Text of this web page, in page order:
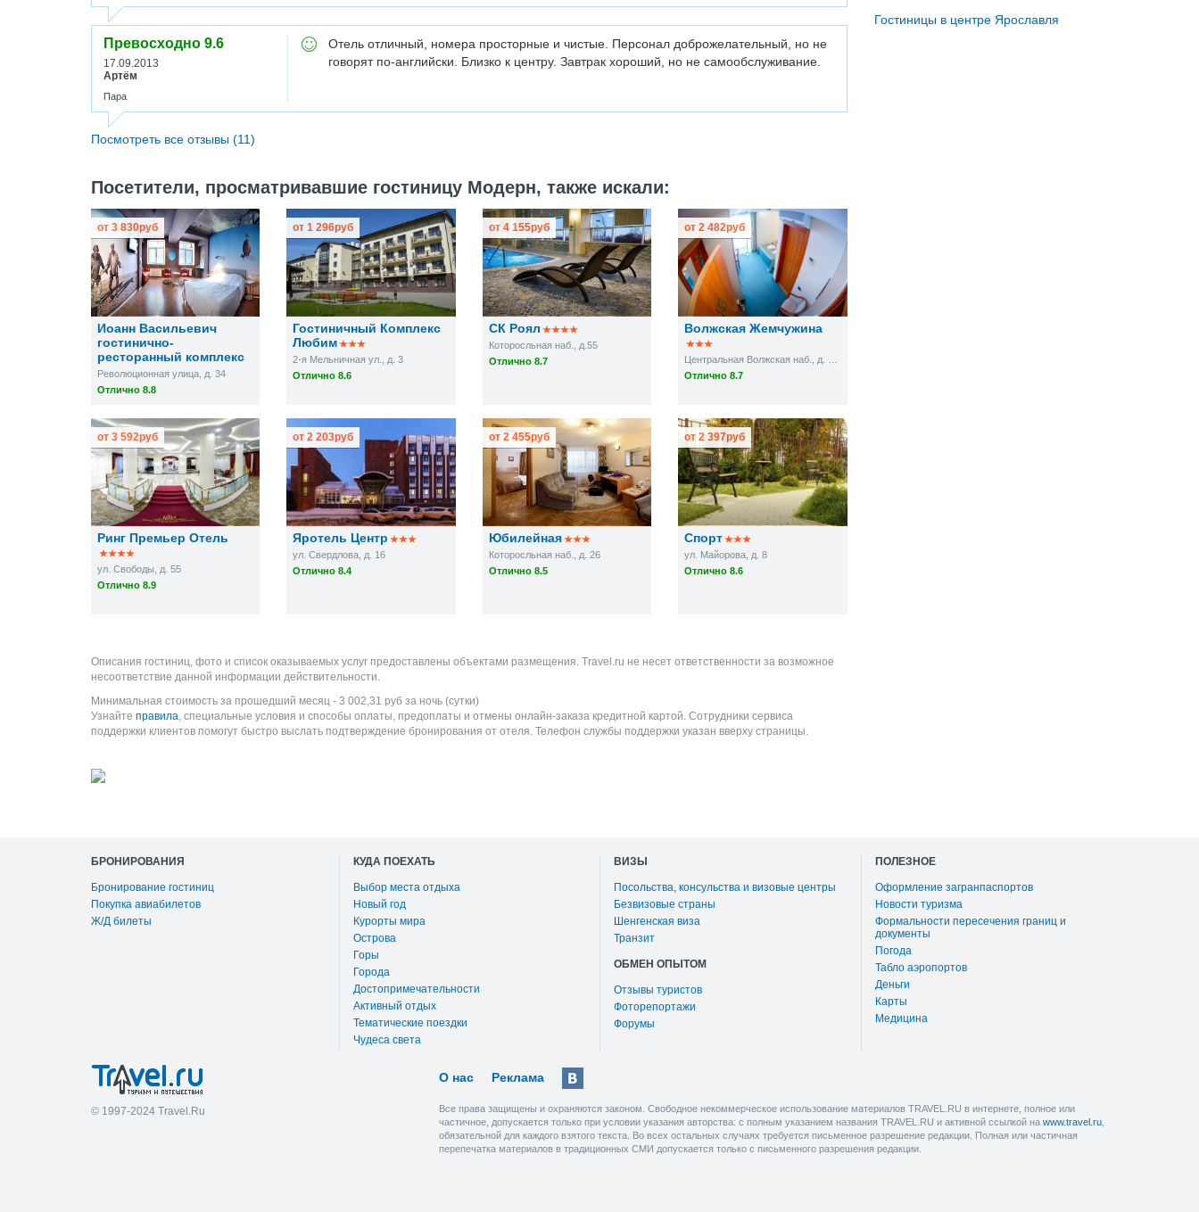
Превосходно 9.6
17.09.2013
Артём
Пара
Отель отличный, номера просторные и чистые. Персонал доброжелательный, но не
говорят по-английски. Близко к центру. Завтрак хороший, но не самообслуживание.
Посмотреть все отзывы (11)
Посетители, просматривавшие гостиницу Модерн, также искали:
Иоанн Васильевич
гостинично-
ресторанный комплекс
Революционная улица, д. 34
Отлично 8.8
от 3 830руб
Гостиничный Комплекс
Любим
2-я Мельничная ул., д. 3
Отлично 8.6
от1 296руб
СК Роял
Которосльная наб., д.55
Отлично 8.7
от 4 155руб
Волжская Жемчужина
Отлично 8.7
от2 482руб
Ринг Премьер Отель
ул. Свободы, д. 55
Отлично 8.9
от 3 592руб
Яротель Центр
ул. Свердлова, д. 16
Отлично 8.4
от2 203руб
Юбилейная
Которосльная наб., д. 26
Отлично 8.5
от 2 455руб
Спорт
ул. Майорова, д. 8
Отлично 8.6
от2 397руб
Описания гостиниц, фото и список оказываемых услуг предоставлены объектами размещения. Travel.ru не несет ответственности за возможное
несоответствие данной информации действительности.
Минимальная стоимость за прошедший месяц - 3 002,31 руб за ночь (сутки)
Узнайте правила, специальные условия и способы оплаты, предоплаты и отмены онлайн-заказа кредитной картой. Сотрудники сервиса
поддержки клиентов помогут быстро выслать подтверждение бронирования от отеля. Телефон службы поддержки указан вверху страницы.
Гостиницы в центре Ярославля
БРОНИРОВАНИЯ
Бронирование гостиниц
Покупка авиабилетов
Ж/Д билеты
КУДА ПОЕХАТЬ
Выбор места отдыха
Новый год
Курорты мира
Острова
Горы
Города
Достопримечательности
Активный отдых
Тематические поездки
Чудеса света
ВИЗЫ
Посольства, консульства и визовые центры
Безвизовые страны
Шенгенская виза
Транзит
ОБМЕН ОПЫТОМ
Отзывы туристов
Фоторепортажи
Форумы
ПОЛЕЗНОЕ
Оформление загранпаспортов
Новости туризма
Формальности пересечения границ и
документы
Погода
Табло аэропортов
Деньги
Карты
Медицина
© 1997-2024 Travel.Ru
О нас Реклама
Все права защищены и охраняются законом. Свободное некоммерческое использование материалов TRAVEL.RU в интернете, полное или
частичное, допускается только при условии указания авторства: с полным указанием названия TRAVEL.RU и активной ссылкой на www.travel.ru
обязательной для каждого взятого текста. Во всех остальных случаях требуется письменное разрешение редакции. Полная или частичная
перепечатка материалов в традиционных СМИ допускается только с письменного разрешения редакции.